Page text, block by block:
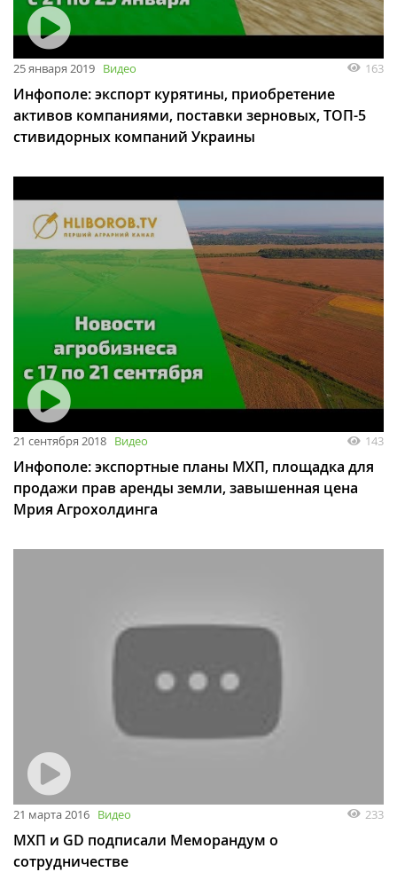
25 января 2019 Видео 163
Инфополе: экспорт курятины, приобретение
активов компаниями, поставки зерновых, ТОП-5
стивидорных компаний Украины
21 сентября 2018 Видео 143
Инфополе: экспортные планы МХП, площадка для
продажи прав аренды земли, завышенная цена
Мрия Агрохолдинга
21 марта 2016 Видео 233
МХП и GD подписали Меморандум о
сотрудничестве